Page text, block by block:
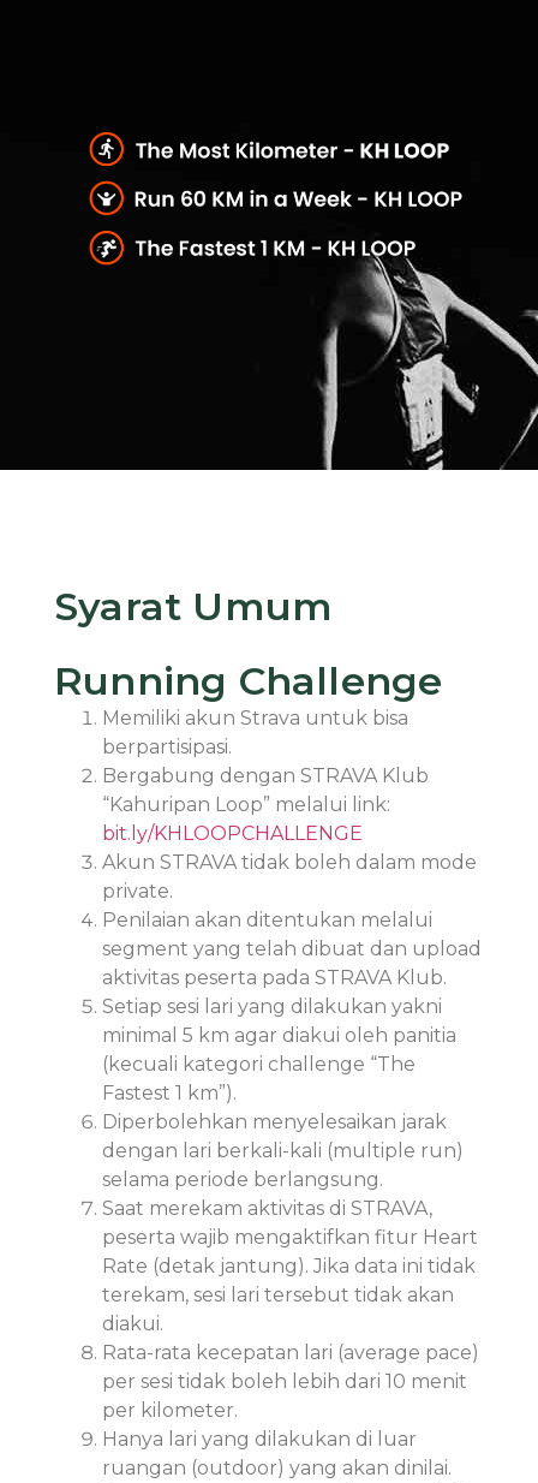
Syarat Umum
Running Challenge
Memiliki akun Strava untuk bisa
berpartisipasi.
Bergabung dengan STRAVA Klub
“Kahuripan Loop” melalui link:
bit.ly/KHLOOPCHALLENGE
Akun STRAVA tidak boleh dalam mode
private.
Penilaian akan ditentukan melalui
segment yang telah dibuat dan upload
aktivitas peserta pada STRAVA Klub.
Setiap sesi lari yang dilakukan yakni
minimal 5 km agar diakui oleh panitia
(kecuali kategori challenge “The
Fastest 1 km”).
Diperbolehkan menyelesaikan jarak
dengan lari berkali-kali (multiple run)
selama periode berlangsung.
Saat merekam aktivitas di STRAVA,
peserta wajib mengaktifkan fitur Heart
Rate (detak jantung). Jika data ini tidak
terekam, sesi lari tersebut tidak akan
diakui.
Rata-rata kecepatan lari (average pace)
per sesi tidak boleh lebih dari 10 menit
per kilometer.
Hanya lari yang dilakukan di luar
ruangan (outdoor) yang akan dinilai.